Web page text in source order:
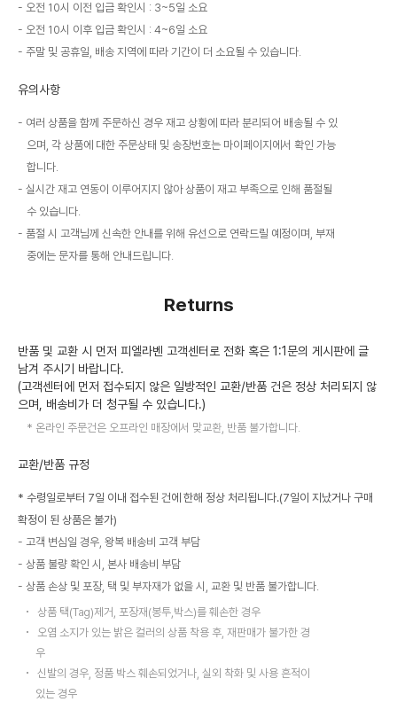
오전 10시 이전 입금 확인시 : 3~5일 소요
오전 10시 이후 입금 확인시 : 4~6일 소요
주말 및 공휴일, 배송 지역에 따라 기간이 더 소요될 수 있습니다.
유의사항
여러 상품을 함께 주문하신 경우 재고 상황에 따라 분리되어 배송될 수 있
으며, 각 상품에 대한 주문상태 및 송장번호는 마이페이지에서 확인 가능
합니다.
실시간 재고 연동이 이루어지지 않아 상품이 재고 부족으로 인해 품절될
수 있습니다.
품절 시 고객님께 신속한 안내를 위해 유선으로 연락드릴 예정이며, 부재
중에는 문자를 통해 안내드립니다.
Returns
반품 및 교환 시 먼저 피엘라벤 고객센터로 전화 혹은 1:1문의 게시판에 글
남겨 주시기 바랍니다.
(고객센터에 먼저 접수되지 않은 일방적인 교환/반품 건은 정상 처리되지 않
으며, 배송비가 더 청구될 수 있습니다.)
온라인 주문건은 오프라인 매장에서 맞교환, 반품 불가합니다.
교환/반품 규정
* 수령일로부터 7일 이내 접수된 건에 한해 정상 처리됩니다.(7일이 지났거나 구매
확정이 된 상품은 불가)
고객 변심일 경우, 왕복 배송비 고객 부담
상품 불량 확인 시, 본사 배송비 부담
상품 손상 및 포장, 택 및 부자재가 없을 시, 교환 및 반품 불가합니다.
상품 택(Tag)제거, 포장재(봉투,박스)를 훼손한 경우
오염 소지가 있는 밝은 컬러의 상품 착용 후, 재판매가 불가한 경
우
신발의 경우, 정품 박스 훼손되었거나, 실외 착화 및 사용 흔적이
있는 경우